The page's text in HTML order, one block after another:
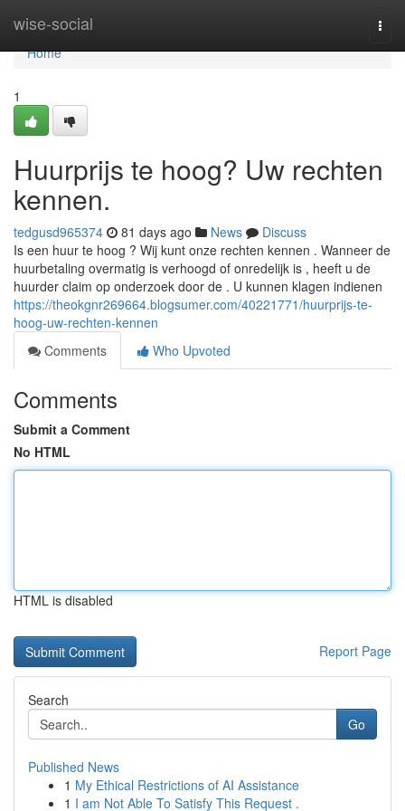
wise-social
Home
Home
1
Huurprijs te hoog? Uw rechten
kennen.
tedgusd965374 81 days ago News
Discuss
Is een huur te hoog ? Wij kunt onze rechten kennen . Wanneer de
huurbetaling overmatig is verhoogd of onredelijk is , heeft u de
huurder claim op onderzoek door de . U kunnen klagen indienen
https://theokgnr269664.blogsumer.com/40221771/huurprijs-te-
hoog-uw-rechten-kennen
Comments
Who Upvoted
Comments
Submit a Comment
No HTML
HTML is disabled
Report Page
Search
Go
Published News
1 My Ethical Restrictions of AI Assistance
1 I am Not Able To Satisfy This Request .